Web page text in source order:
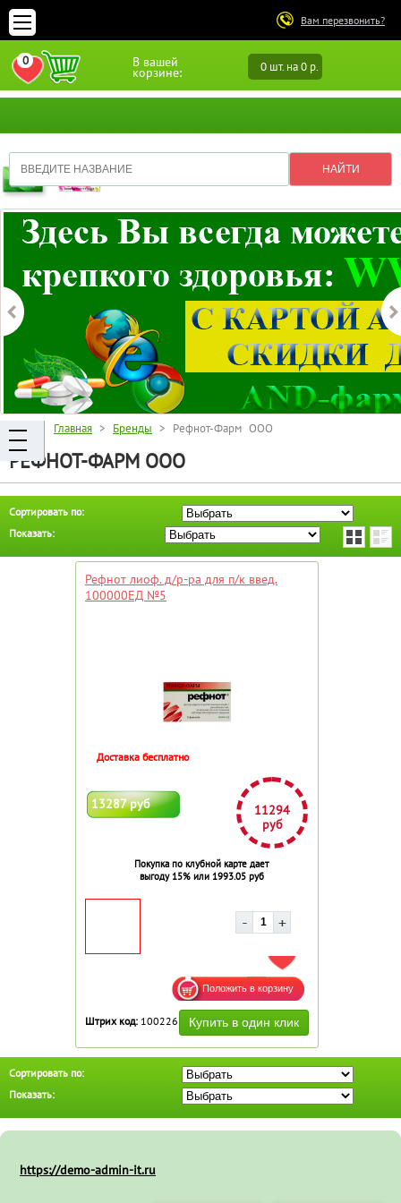
Вам перезвонить?
В вашей
корзине: 0 шт. на 0 р.
0
ПЕРЕЙТИ В ИЗБРАННОЕ
Главная > Бренды > Рефнот-Фарм ООО
РЕФНОТ-ФАРМ ООО
Сортировать по:
Показать:
Рефнот лиоф. д/р-ра для п/к введ.
100000ЕД №5
13287 руб
11294
руб
Покупка по клубной карте дает
выгоду 15% или 1993.05 руб
Доставка бесплатно
ДОБАВИТЬ В ИЗБРАННОЕ
Штрих код: 100226
Сортировать по:
Показать:
https://demo-admin-it.ru